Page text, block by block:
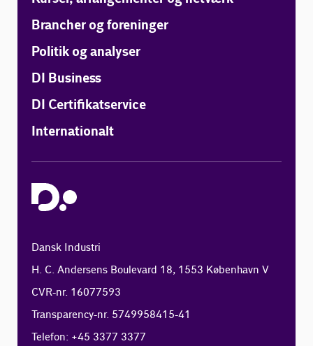
Brancher og foreninger
Politik og analyser
DI Business
DI Certifikatservice
Internationalt
Dansk Industri
H. C. Andersens Boulevard 18, 1553 København V
CVR-nr. 16077593
Transparency-nr. 5749958415-41
Telefon: +45 3377 3377